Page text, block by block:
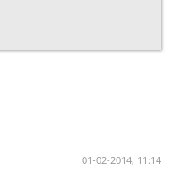
01-02-2014, 11:14